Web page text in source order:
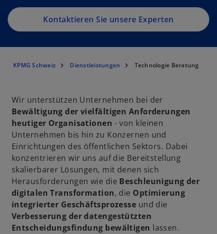
Kontaktieren Sie unsere Experten
KPMG Schweiz Dienstleistungen Technologie Beratung
Wir unterstützen Unternehmen bei der
Bewältigung der vielfältigen Anforderungen
heutiger Organisationen - von kleinen
Unternehmen bis hin zu Konzernen und
Einrichtungen des öffentlichen Sektors. Dabei
konzentrieren wir uns auf die Bereitstellung
skalierbarer Lösungen, mit denen sich
Herausforderungen wie die Beschleunigung der
digitalen Transformation, die Optimierung
integrierter Geschäftsprozesse und die
Verbesserung der datengestützten
Entscheidungsfindung bewältigen lassen.